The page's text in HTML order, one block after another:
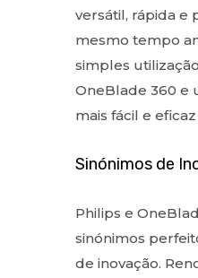
versátil, rápida e
mesmo tempo
simples
OneBlade 360 e
mais fácil e
Sinónimos de
Philips e
sinónimos
de inovação.